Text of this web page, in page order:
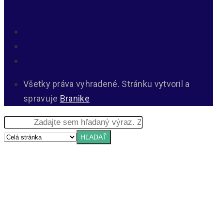
Všetky práva vyhradené. Stránku vytvoril a
spravuje Branike